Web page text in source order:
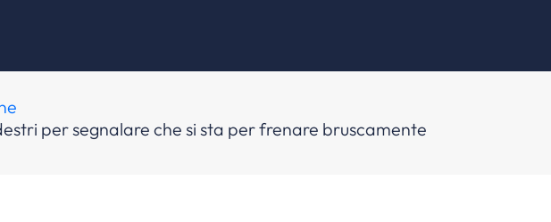
per segnalare che si sta per frenare bruscamente